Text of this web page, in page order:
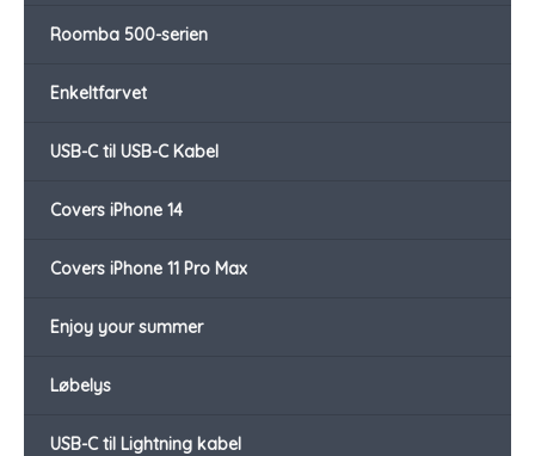
Roomba 500-serien
Enkeltfarvet
USB-C til USB-C Kabel
Covers iPhone 14
Covers iPhone 11 Pro Max
Enjoy your summer
Løbelys
USB-C til Lightning kabel